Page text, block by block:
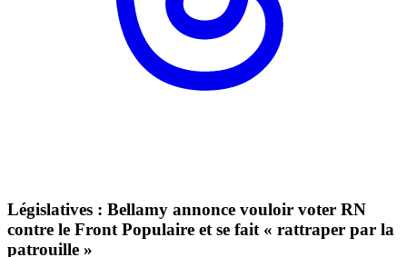
Législatives : Bellamy annonce vouloir voter RN
contre le Front Populaire et se fait « rattraper par la
patrouille »